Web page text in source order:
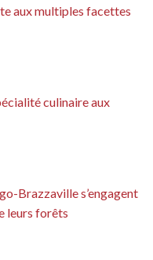
aux multiples facettes
culinaire aux
Brazzaville s’engagent
leurs forêts